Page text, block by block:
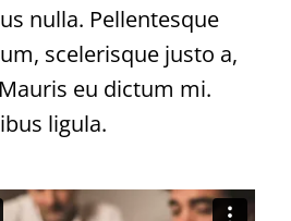
nulla. Pellentesque
scelerisque justo a,
eu dictum mi.
ligula.